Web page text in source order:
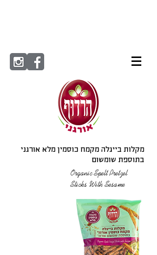
מקלות בייגלה מקמח כוסמין מלא אורגני
בתוספת שומשום
Organic Spelt Pretzel
Sticks With Sesame